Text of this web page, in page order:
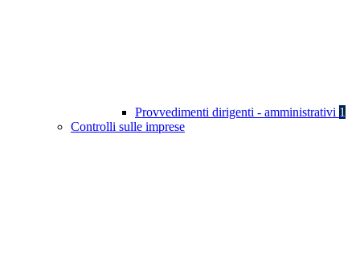
Provvedimenti dirigenti - amministrativi 1
Controlli sulle imprese